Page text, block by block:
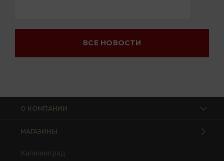
ВСЕ НОВОСТИ
О КОМПАНИИ
МАГАЗИНЫ
Калининград